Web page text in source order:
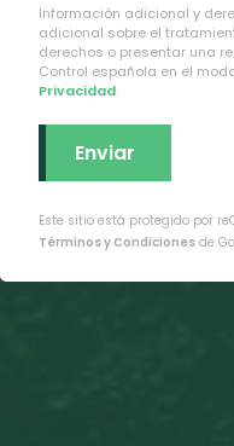
Información adicional y
adicional sobre el
derechos o presentar una
Control española en el
Privacidad.
Este sitio está protegido por
Términos y Condiciones de